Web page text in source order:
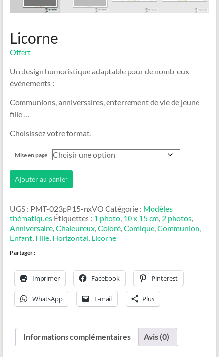
Licorne
Offert
Un design humoristique adaptable pour de nombreux
événements :
Communions, anniversaires, enterrement de vie de jeune
fille …
Choisissez votre format.
Mise en page
de
Ajouter au panier
UGS : PMT-023pP15-nxVO Catégorie : Modèles
thématiques Étiquettes : 1 photo, 10 x 15 cm, 2 photos,
Anniversaire, Chaleureux, Coloré, Comique, Communion
Enfant, Fille, Horizontal Licorne
Partager :
Imprimer Facebook Pinterest
WhatsApp E-mail Plus
Informations complémentaires Avis (0)